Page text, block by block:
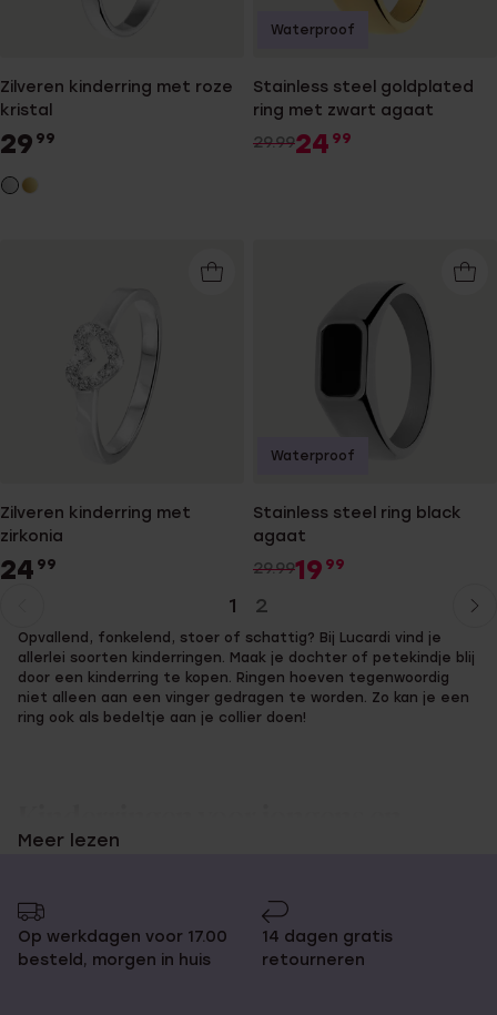
Zilveren kinderring met roze
kristal
29 99
Stainless steel goldplated
ring met zwart agaat
29.9924 99
Waterproof
Zilveren kinderring met
zirkonia
24 99
Stainless steel ring black
agaat
29.9919 99
Waterproof
pagina
1 2
naar
pagina
Opvallend, fonkelend, stoer of schattig? Bij Lucardi vind je
allerlei soorten kinderringen. Maak je dochter of petekindje blij
door een kinderring te kopen. Ringen hoeven tegenwoordig
niet alleen aan een vinger gedragen te worden. Zo kan je een
ring ook als bedeltje aan je collier doen!
Onze meisjes ringen zijn er voor kleine en grote dametjes. Dus
wil je overkomen als een echte grote meid, dan hebben we de
perfecte modieuze ring voor jou! Ben je toch nog liever een
Meer lezen
Op werkdagen voor 17.00
besteld, morgen in huis
14 dagen gratis
retourneren